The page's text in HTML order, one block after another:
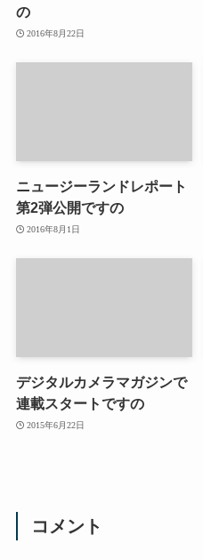
の
2016年8月22日
ニュージーランドレポート
第2弾公開ですの
2016年8月1日
デジタルカメラマガジンで
連載スタートですの
2015年6月22日
コメント